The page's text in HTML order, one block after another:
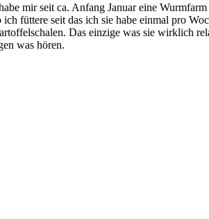
mir seit ca. Anfang Januar eine
füttere seit das ich sie habe einmal pro
Das einzige was sie wirklich
was hören.